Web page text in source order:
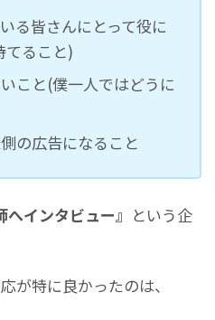
る皆さんにとって役に
てること)
こと(僕一人ではどうに
の広告になること
へインタビュー』 という企
が特に良かったのは、